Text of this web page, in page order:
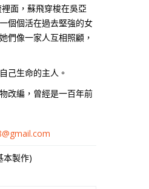
面，蘇飛穿梭在吳亞
個個活在過去堅強的女
們像一家人互相照顧，
己生命的主人。
改編，曾經是一百年前
本製作)